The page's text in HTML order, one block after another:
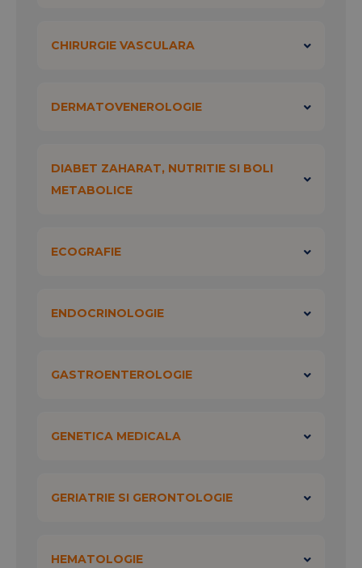
CHIRURGIE VASCULARA
DERMATOVENEROLOGIE
DIABET ZAHARAT, NUTRITIE SI BOLI
METABOLICE
ECOGRAFIE
ENDOCRINOLOGIE
GASTROENTEROLOGIE
GENETICA MEDICALA
GERIATRIE SI GERONTOLOGIE
HEMATOLOGIE